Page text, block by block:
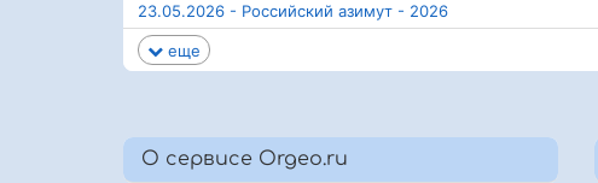
23.05.2026 - Российский азимут - 2026
еще
О сервисе Orgeo.ru